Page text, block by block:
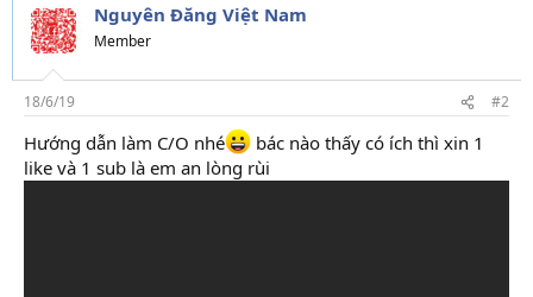
Nguyên Đăng Việt Nam
Member
18/6/19 #2
Hướng dẫn làm C/O nhé
bác nào thấy có ích thì xin 1
like và 1 sub là em an lòng rùi